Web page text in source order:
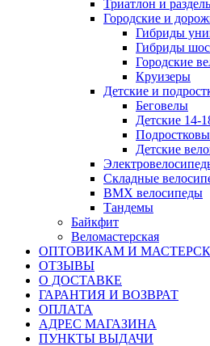
Триатлон и
Городские и
Гибриды
Гибриды
Городские
Круизеры
Детские и
Беговелы
Детские 14-
Детские
Складные
BMX велосипеды
Тандемы
Байкфит
Веломастерская
ОПТОВИКАМ И
ОТЗЫВЫ
О ДОСТАВКЕ
ГАРАНТИЯ И ВОЗВРАТ
ОПЛАТА
АДРЕС МАГАЗИНА
ПУНКТЫ ВЫДАЧИ